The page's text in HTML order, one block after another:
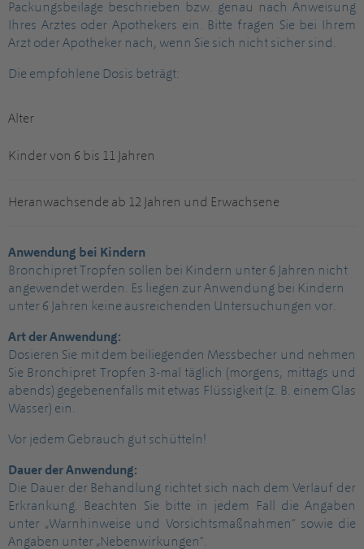
Packungsbeilage beschrieben bzw. genau nach Anweisung
Ihres Arztes oder Apothekers ein. Bitte fragen Sie bei Ihrem
Arzt oder Apotheker nach, wenn Sie sich nicht sicher sind.
Die empfohlene Dosis beträgt:
Alter
Kinder von 6 bis 11 Jahren
Heranwachsende ab 12 Jahren und Erwachsene
Anwendung bei Kindern
Bronchipret Tropfen sollen bei Kindern unter 6 Jahren nicht
angewendet werden. Es liegen zur Anwendung bei Kindern
unter 6 Jahren keine ausreichenden Untersuchungen vor.
Art der Anwendung:
Dosieren Sie mit dem beiliegenden Messbecher und nehmen
Sie Bronchipret Tropfen 3-mal täglich (morgens, mittags und
abends) gegebenenfalls mit etwas Flüssigkeit (z. B. einem Glas
Wasser) ein.
Vor jedem Gebrauch gut schütteln!
Dauer der Anwendung:
Die Dauer der Behandlung richtet sich nach dem Verlauf der
Erkrankung. Beachten Sie bitte in jedem Fall die Angaben
unter „Warnhinweise und Vorsichtsmaßnahmen“ sowie die
Angaben unter „Nebenwirkungen“.